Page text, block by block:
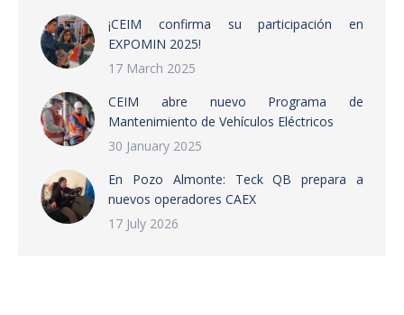
¡CEIM confirma su participación en
EXPOMIN 2025!
17 March 2025
CEIM abre nuevo Programa de
Mantenimiento de Vehículos Eléctricos
30 January 2025
En Pozo Almonte: Teck QB prepara a
nuevos operadores CAEX
17 July 2026